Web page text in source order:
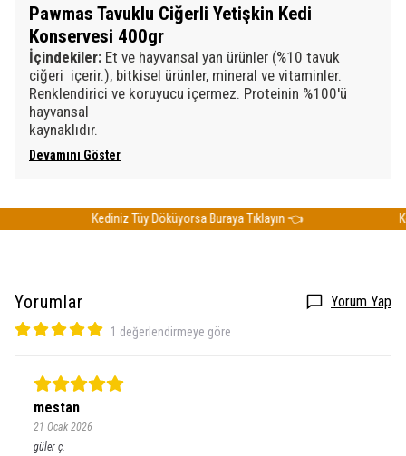
Pawmas Tavuklu Ciğerli Yetişkin Kedi
Konservesi 400gr
İçindekiler: Et ve hayvansal yan ürünler (%10 tavuk
ciğeri içerir.), bitkisel ürünler, mineral ve vitaminler.
Renklendirici ve koruyucu içermez. Proteinin %100'ü
hayvansal
kaynaklıdır. &
Devamını Göster
Kediniz Tüy Döküyorsa Buraya Tıklayın 👈
Yorumlar Yorum Yap
1 değerlendirmeye göre
mestan
21 Ocak 2026
güler ç.